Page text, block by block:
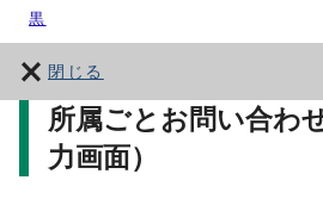
黒
閉じる
所属ごとお問い合わ
力画面）